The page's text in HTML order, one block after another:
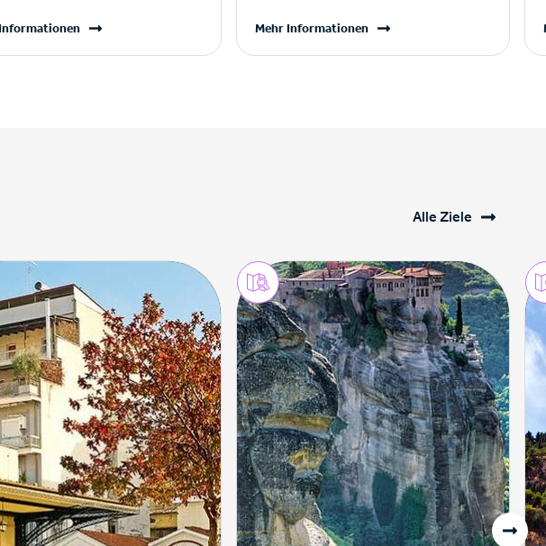
Mehr Informationen
Alle Ziele